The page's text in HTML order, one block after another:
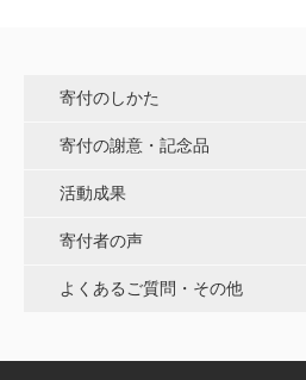
寄付のしかた
寄付の謝意・記念品
活動成果
寄付者の声
よくあるご質問・その他